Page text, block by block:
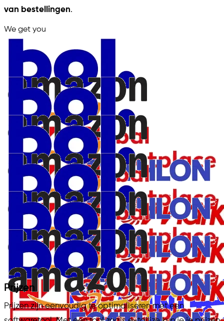
van bestellingen.
We get you
Prijzen
Prijzen zijn eenvoudig te optimaliseren met een